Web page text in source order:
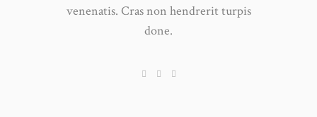
venenatis. Cras non hendrerit turpis
done.